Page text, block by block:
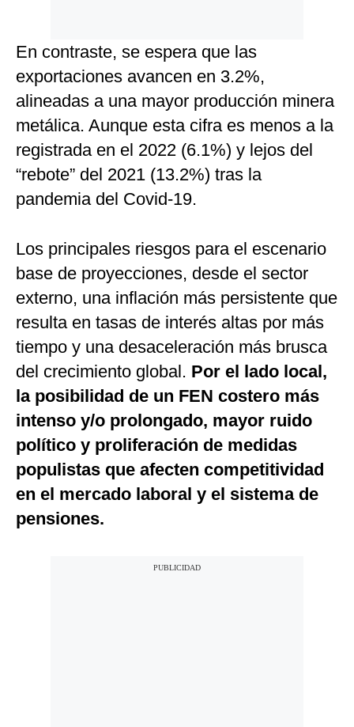
En contraste, se espera que las
exportaciones avancen en 3.2%,
alineadas a una mayor producción minera
metálica. Aunque esta cifra es menos a la
registrada en el 2022 (6.1%) y lejos del
“rebote” del 2021 (13.2%) tras la
pandemia del Covid-19.
Los principales riesgos para el escenario
base de proyecciones, desde el sector
externo, una inflación más persistente que
resulta en tasas de interés altas por más
tiempo y una desaceleración más brusca
del crecimiento global. Por el lado local,
la posibilidad de un FEN costero más
intenso y/o prolongado, mayor ruido
político y proliferación de medidas
populistas que afecten competitividad
en el mercado laboral y el sistema de
pensiones.